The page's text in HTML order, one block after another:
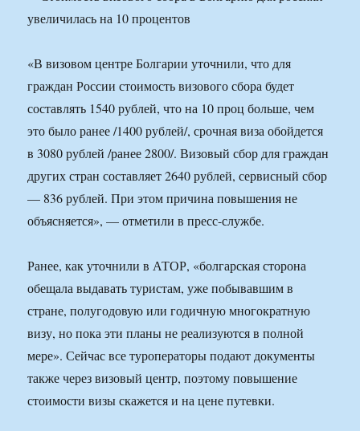
«В визовом центре Болгарии уточнили, что для
граждан России стоимость визового сбора будет
составлять 1540 рублей, что на 10 проц больше, чем
это было ранее /1400 рублей/, срочная виза обойдется
в 3080 рублей /ранее 2800/. Визовый сбор для граждан
других стран составляет 2640 рублей, сервисный сбор
— 836 рублей. При этом причина повышения не
объясняется», — отметили в пресс-службе.
Ранее, как уточнили в АТОР, «болгарская сторона
обещала выдавать туристам, уже побывавшим в
стране, полугодовую или годичную многократную
визу, но пока эти планы не реализуются в полной
мере». Сейчас все туроператоры подают документы
также через визовый центр, поэтому повышение
стоимости визы скажется и на цене путевки.